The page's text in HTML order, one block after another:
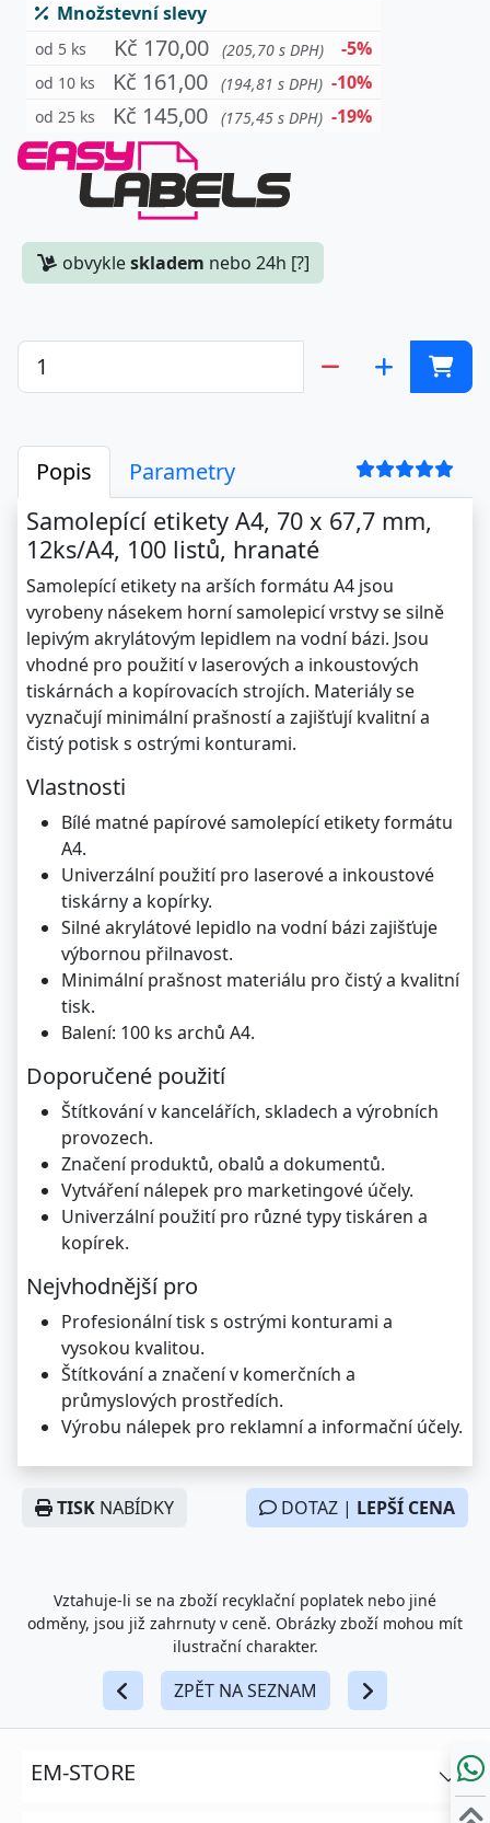
Množstevní slevy
od 5 ks Kč 170,00 (205,70 s DPH) -5%
od 10 ks Kč 161,00 (194,81 s DPH) -10%
od 25 ks Kč 145,00 (175,45 s DPH) -19%
obvykleskladem nebo 24h [?]
Popis Parametry
Samolepící etikety A4, 70 x 67,7 mm,
12ks/A4, 100 listů, hranaté
Samolepící etikety na arších formátu A4 jsou
vyrobeny násekem horní samolepicí vrstvy se silně
lepivým akrylátovým lepidlem na vodní bázi. Jsou
vhodné pro použití v laserových a inkoustových
tiskárnách a kopírovacích strojích. Materiály se
vyznačují minimální prašností a zajišťují kvalitní a
čistý potisk s ostrými konturami.
Vlastnosti
Bílé matné papírové samolepící etikety formátu
A4.
Univerzální použití pro laserové a inkoustové
tiskárny a kopírky.
Silné akrylátové lepidlo na vodní bázi zajišťuje
výbornou přilnavost.
Minimální prašnost materiálu pro čistý a kvalitní
tisk.
Balení: 100 ks archů A4.
Doporučené použití
Štítkování v kancelářích, skladech a výrobních
provozech.
Značení produktů, obalů a dokumentů.
Vytváření nálepek pro marketingové účely.
Univerzální použití pro různé typy tiskáren a
kopírek.
Nejvhodnější pro
Profesionální tisk s ostrými konturami a
vysokou kvalitou.
Štítkování a značení v komerčních a
průmyslových prostředích.
Výrobu nálepek pro reklamní a informační účely.
TISK NABÍDKY DOTAZ | LEPŠÍ CENA
Vztahuje-li se na zboží recyklační poplatek nebo jiné
odměny, jsou již zahrnuty v ceně. Obrázky zboží mohou mít
ilustrační charakter.
ZPĚT NA SEZNAM
EM-STORE